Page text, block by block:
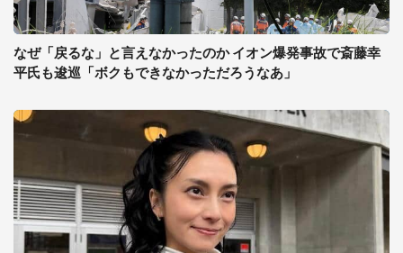
なぜ「戻るな」と言えなかったのか イオン爆発事故で斎藤幸
平氏も逡巡「ボクもできなかっただろうなあ」